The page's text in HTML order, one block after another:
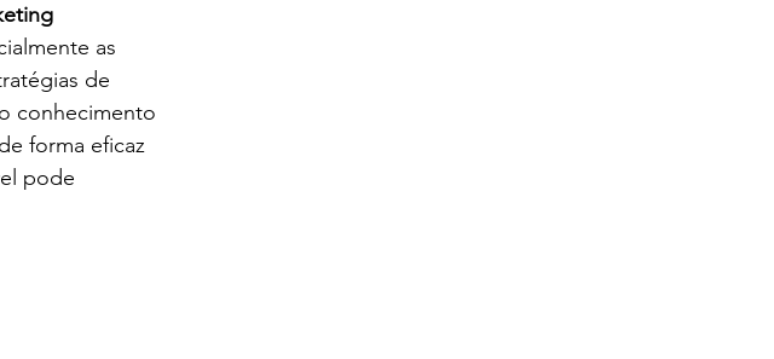
as
de
conhecimento
forma eficaz
pode